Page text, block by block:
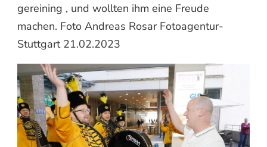
gereining , und wollten ihm eine Freude
machen. Foto Andreas Rosar Fotoagentur-
Stuttgart 21.02.2023